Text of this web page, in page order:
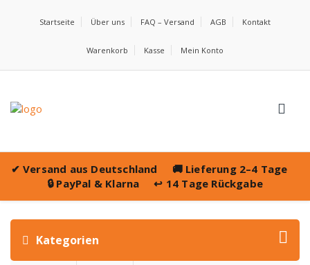
Startseite Über uns FAQ – Versand AGB Kontakt
Warenkorb Kasse Mein Konto
✔ Versand aus Deutschland 🚚 Lieferung 2–4 Tage
🔒 PayPal & Klarna ↩️ 14 Tage Rückgabe
Kategorien